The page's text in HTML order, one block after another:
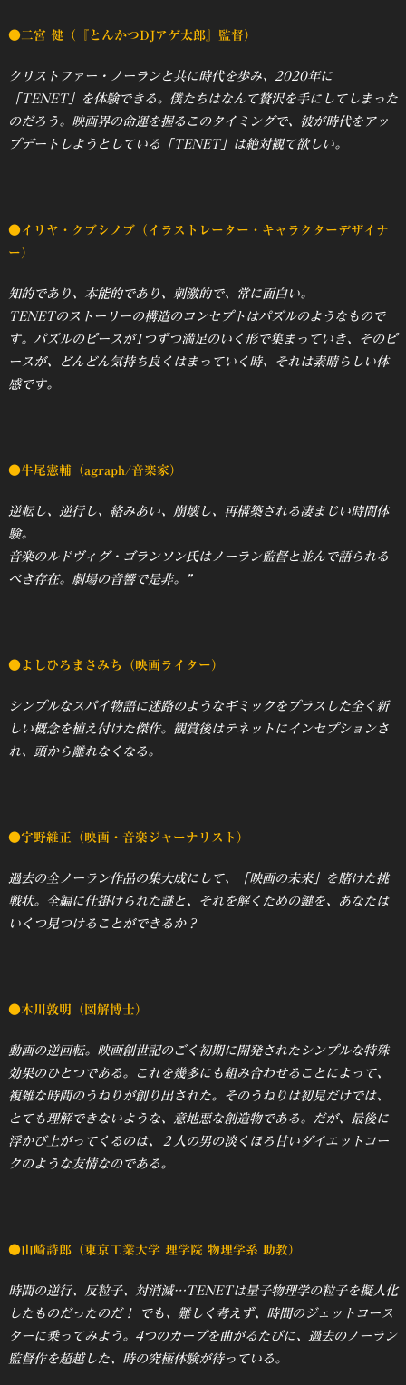
●二宮 健（『とんかつDJアゲ太郎』監督）
クリストファー・ノーランと共に時代を歩み、2020年に
「TENET」を体験できる。僕たちはなんて贅沢を手にしてしまった
のだろう。映画界の命運を握るこのタイミングで、彼が時代をアッ
プデートしようとしている「TENET」は絶対観て欲しい。
●イリヤ・クブシノブ（イラストレーター・キャラクターデザイナ
ー）
知的であり、本能的であり、刺激的で、常に面白い。
TENETのストーリーの構造のコンセプトはパズルのようなもので
す。パズルのピースが1つずつ満足のいく形で集まっていき、そのピ
ースが、どんどん気持ち良くはまっていく時、それは素晴らしい体
感です。
●牛尾憲輔（agraph/音楽家）
逆転し、逆行し、絡みあい、崩壊し、再構築される凄まじい時間体
験。
音楽のルドヴィグ・ゴランソン氏はノーラン監督と並んで語られる
べき存在。劇場の音響で是非。”
●よしひろまさみち（映画ライター）
シンプルなスパイ物語に迷路のようなギミックをプラスした全く新
しい概念を植え付けた傑作。観賞後はテネットにインセプションさ
れ、頭から離れなくなる。
●宇野維正（映画・音楽ジャーナリスト）
過去の全ノーラン作品の集大成にして、「映画の未来」を賭けた挑
戦状。全編に仕掛けられた謎と、それを解くための鍵を、あなたは
いくつ見つけることができるか？
●木川敦明（図解博士）
動画の逆回転。映画創世記のごく初期に開発されたシンプルな特殊
効果のひとつである。これを幾多にも組み合わせることによって、
複雑な時間のうねりが創り出された。そのうねりは初見だけでは、
とても理解できないような、意地悪な創造物である。だが、最後に
浮かび上がってくるのは、２人の男の淡くほろ甘いダイエットコー
クのような友情なのである。
●山崎詩郎（東京工業大学 理学院 物理学系 助教）
時間の逆行、反粒子、対消滅…TENETは量子物理学の粒子を擬人化
したものだったのだ！ でも、難しく考えず、時間のジェットコース
ターに乗ってみよう。4つのカーブを曲がるたびに、過去のノーラン
監督作を超越した、時の究極体験が待っている。